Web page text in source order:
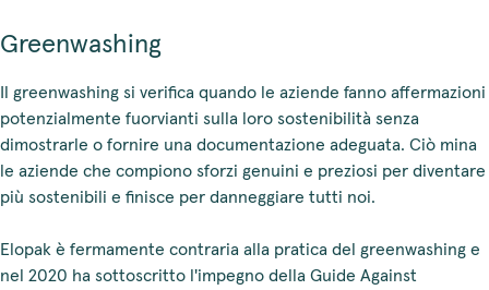
Greenwashing
Il greenwashing si verifica quando le aziende fanno affermazioni
potenzialmente fuorvianti sulla loro sostenibilità senza
dimostrarle o fornire una documentazione adeguata. Ciò mina
le aziende che compiono sforzi genuini e preziosi per diventare
più sostenibili e finisce per danneggiare tutti noi.
Elopak è fermamente contraria alla pratica del greenwashing e
nel 2020 ha sottoscritto l'impegno della Guide Against